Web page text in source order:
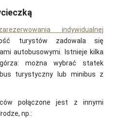
indywidualnej
turystów zadowala się
autobusowymi. Istnieje kilka
można wybrać statek
turystyczny lub minibus z
połączone jest z innymi
np.: